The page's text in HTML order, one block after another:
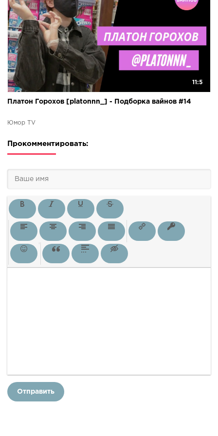
11:5
Платон Горохов [platonnn_] - Подборка вайнов #14
Юмор TV
Прокомментировать:
Отправить